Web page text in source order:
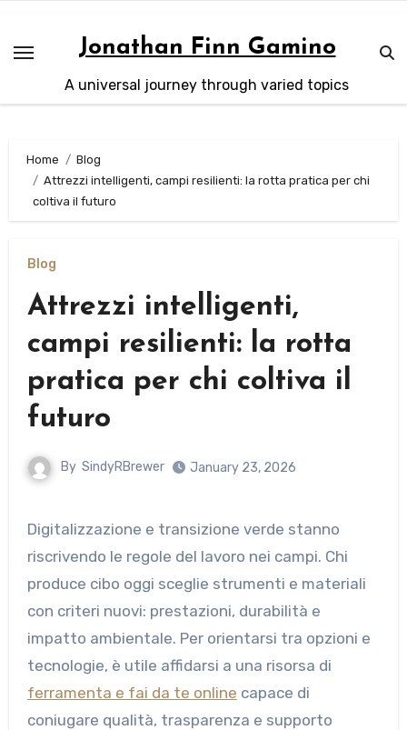
content
Jonathan Finn Gamino
A universal journey through varied topics
Home
Blog
Attrezzi intelligenti, campi resilienti: la rotta pratica per chi
coltiva il futuro
Blog
Attrezzi intelligenti,
campi resilienti: la rotta
pratica per chi coltiva il
futuro
By SindyRBrewer January 23, 2026
Digitalizzazione e transizione verde stanno
riscrivendo le regole del lavoro nei campi. Chi
produce cibo oggi sceglie strumenti e materiali
con criteri nuovi: prestazioni, durabilità e
impatto ambientale. Per orientarsi tra opzioni e
tecnologie, è utile affidarsi a una risorsa di
ferramenta e fai da te online capace di
coniugare qualità, trasparenza e supporto